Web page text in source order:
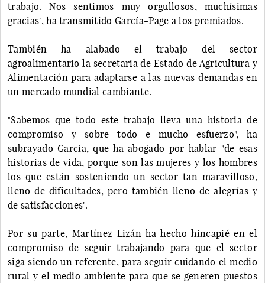
trabajo. Nos sentimos muy orgullosos, muchísimas
gracias", ha transmitido García-Page a los premiados.
También ha alabado el trabajo del sector
agroalimentario la secretaria de Estado de Agricultura y
Alimentación para adaptarse a las nuevas demandas en
un mercado mundial cambiante.
"Sabemos que todo este trabajo lleva una historia de
compromiso y sobre todo e mucho esfuerzo", ha
subrayado García, que ha abogado por hablar "de esas
historias de vida, porque son las mujeres y los hombres
los que están sosteniendo un sector tan maravilloso,
lleno de dificultades, pero también lleno de alegrías y
de satisfacciones".
Por su parte, Martínez Lizán ha hecho hincapié en el
compromiso de seguir trabajando para que el sector
siga siendo un referente, para seguir cuidando el medio
rural y el medio ambiente para que se generen puestos